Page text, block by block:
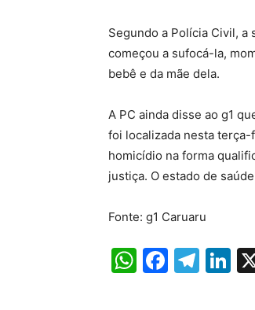
Segundo a Polícia Civil, a
começou a sufocá-la,
bebê e da mãe dela.
A PC ainda disse ao g1
foi localizada nesta
homicídio na forma
justiça. O estado de
Fonte: g1 Caruaru
W F
T
Li